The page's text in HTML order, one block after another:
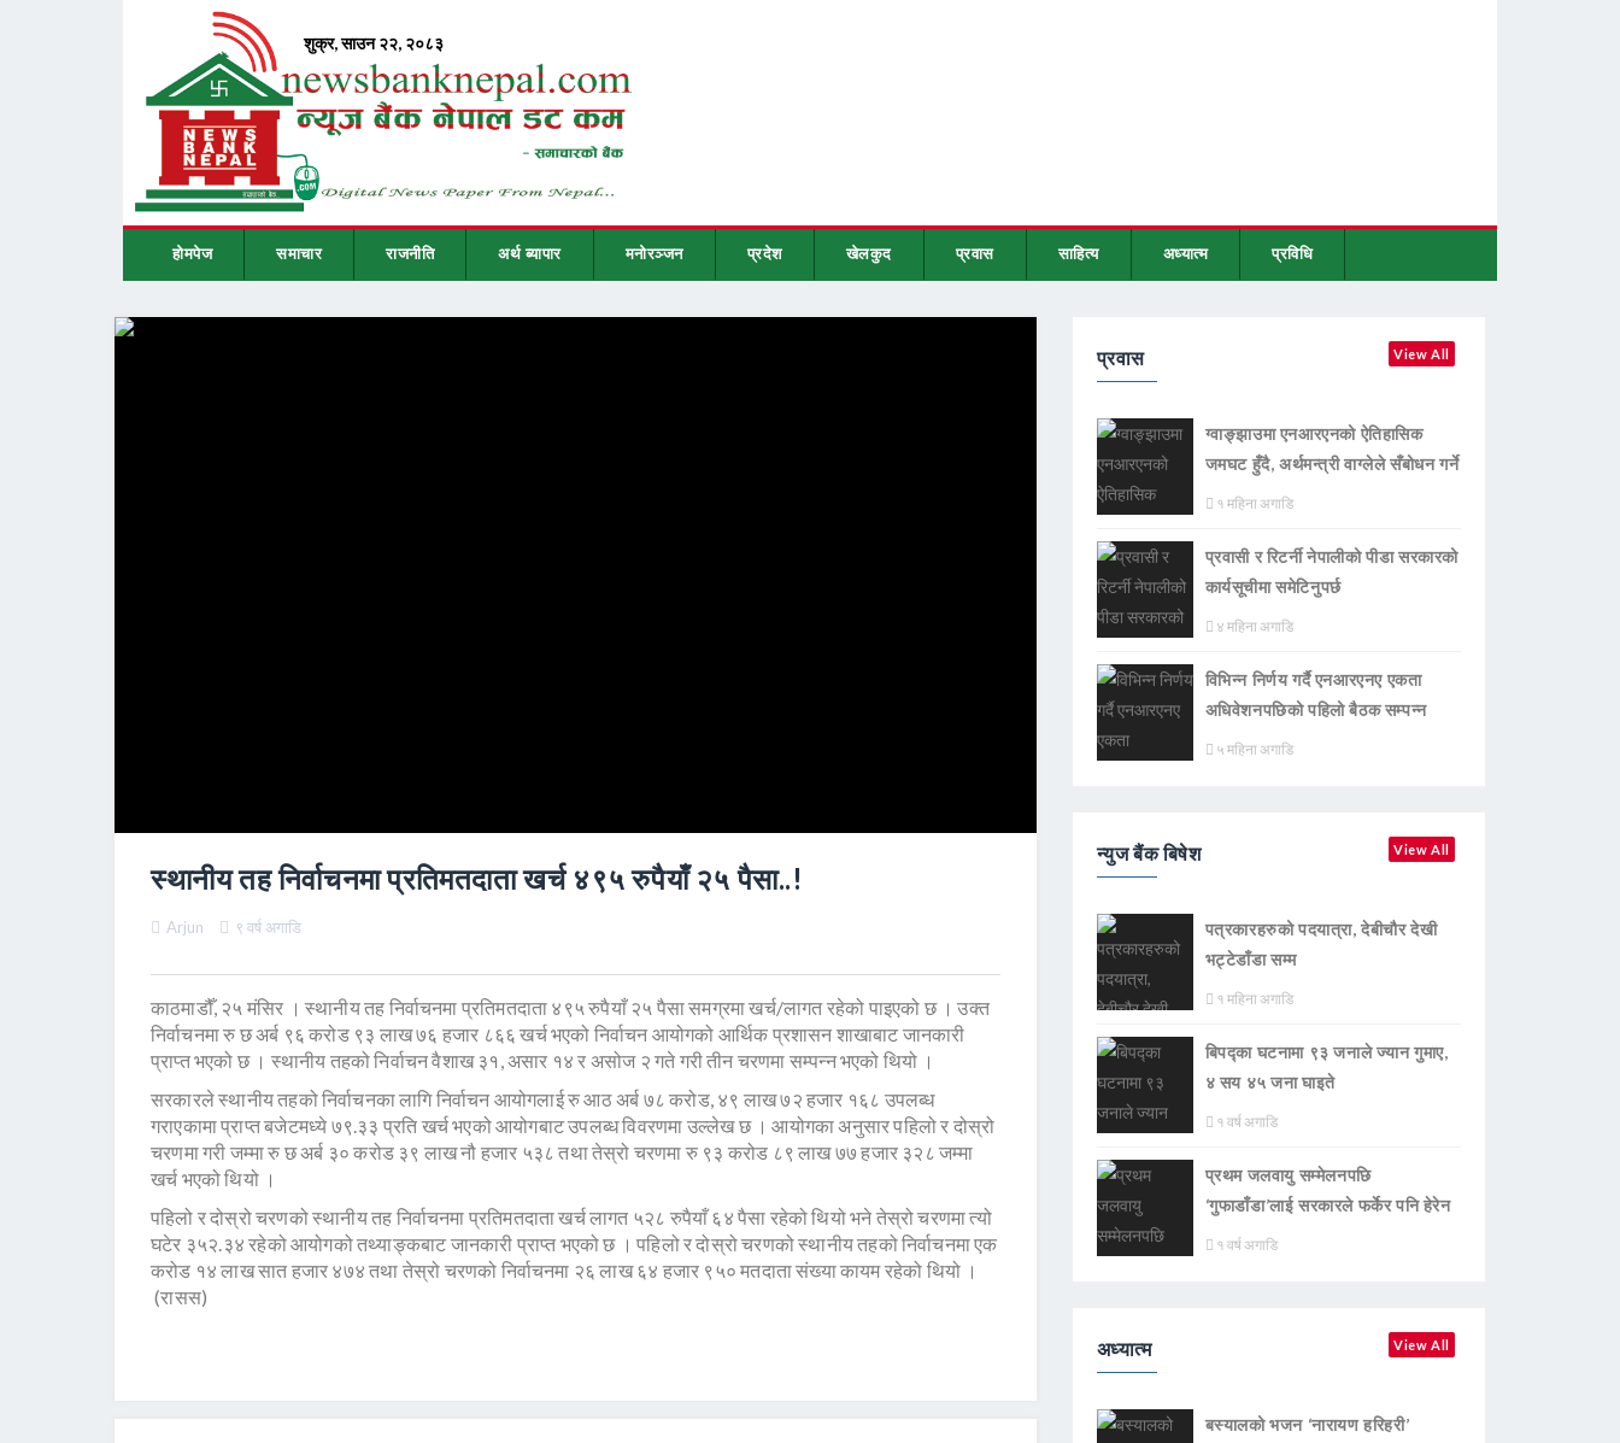
होमपेज समाचार राजनीति अर्थ ब्यापार मनोरञ्जन प्रदेश खेलकुद प्रवास साहित्य अध्यात्म प्रविधि
स्थानीय तह निर्वाचनमा प्रतिमतदाता खर्च ४९५ रुपैयाँ २५ पैसा..!
Arjun ९ वर्ष अगाडि
काठमाडौँ, २५ मंसिर । स्थानीय तह निर्वाचनमा प्रतिमतदाता ४९५ रुपैयाँ २५ पैसा समग्रमा खर्च/लागत रहेको पाइएको छ । उक्त
निर्वाचनमा रु छ अर्ब ९६ करोड ९३ लाख ७६ हजार ८६६ खर्च भएको निर्वाचन आयोगको आर्थिक प्रशासन शाखाबाट जानकारी
प्राप्त भएको छ । स्थानीय तहको निर्वाचन वैशाख ३१, असार १४ र असोज २ गते गरी तीन चरणमा सम्पन्न भएको थियो ।
सरकारले स्थानीय तहको निर्वाचनका लागि निर्वाचन आयोगलाई रु आठ अर्ब ७८ करोड, ४९ लाख ७२ हजार १६८ उपलब्ध
गराएकामा प्राप्त बजेटमध्ये ७९.३३ प्रति खर्च भएको आयोगबाट उपलब्ध विवरणमा उल्लेख छ । आयोगका अनुसार पहिलो र दोस्रो
चरणमा गरी जम्मा रु छ अर्ब ३० करोड ३९ लाख नौ हजार ५३८ तथा तेस्रो चरणमा रु ९३ करोड ८९ लाख ७७ हजार ३२८ जम्मा
खर्च भएको थियो ।
पहिलो र दोस्रो चरणको स्थानीय तह निर्वाचनमा प्रतिमतदाता खर्च लागत ५२८ रुपैयाँ ६४ पैसा रहेको थियो भने तेस्रो चरणमा त्यो
घटेर ३५२.३४ रहेको आयोगको तथ्याङ्कबाट जानकारी प्राप्त भएको छ । पहिलो र दोस्रो चरणको स्थानीय तहको निर्वाचनमा एक
करोड १४ लाख सात हजार ४७४ तथा तेस्रो चरणको निर्वाचनमा २६ लाख ६४ हजार ९५० मतदाता संख्या कायम रहेको थियो ।
(रासस)
प्रवास View All
ग्वाङ्झाउमा एनआरएनको ऐतिहासिक
जमघट हुँदै, अर्थमन्त्री वाग्लेले सँबोधन गर्ने
१ महिना अगाडि
प्रवासी र रिटर्नी नेपालीको पीडा सरकारको
कार्यसूचीमा समेटिनुपर्छ
४ महिना अगाडि
विभिन्न निर्णय गर्दै एनआरएनए एकता
अधिवेशनपछिको पहिलो बैठक सम्पन्न
५ महिना अगाडि
न्युज बैंक बिषेश View All
पत्रकारहरुको पदयात्रा, देबीचौर देखी
भट्टेडाँडा सम्म
१ महिना अगाडि
बिपद्का घटनामा ९३ जनाले ज्यान गुमाए,
४ सय ४५ जना घाइते
१ वर्ष अगाडि
प्रथम जलवायु सम्मेलनपछि
‘गुफाडाँडा’लाई सरकारले फर्केर पनि हेरेन
१ वर्ष अगाडि
अध्यात्म View All
बस्यालको भजन ‘नारायण हरिहरी’